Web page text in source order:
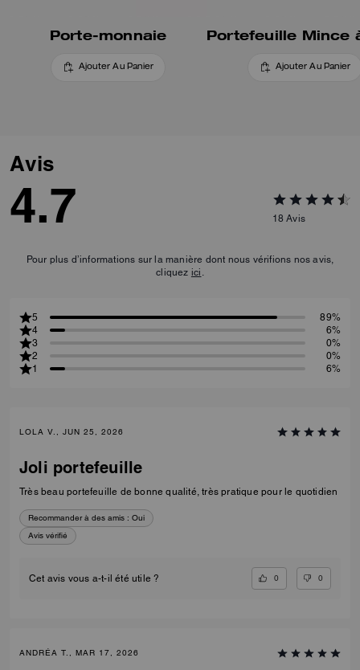
Porte-monnaie
Ajouter Au Panier Ajouter Au Panier
Avis
4.7 18 Avis
Pour plus d’informations sur la manière dont nous vérifions nos avis,
cliquez ici .
5
89%
4
6%
3
0%
2
0%
1
6%
LOLA V., JUN 25, 2026
Joli portefeuille
Très beau portefeuille de bonne qualité, très pratique pour le quotidien
Recommander à des amis : Oui
Avis vérifié
Cet avis vous a-t-il été utile ? 0 0
ANDRÉA T., MAR 17, 2026